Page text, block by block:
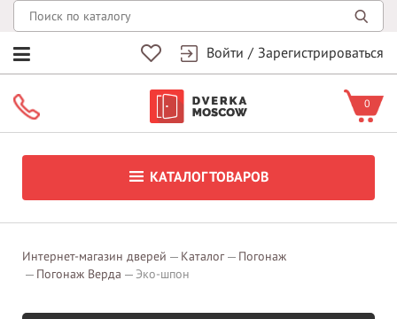
Войти / Зарегистрироваться
0
КАТАЛОГ ТОВАРОВ
Интернет-магазин дверей Каталог
Погонаж
Погонаж Верда
Эко-шпон